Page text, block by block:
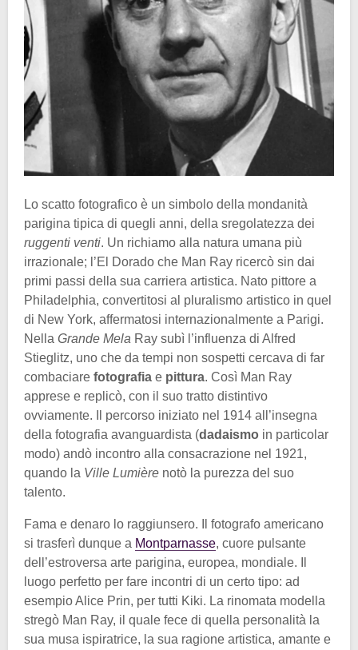
Lo scatto fotografico è un simbolo della mondanità
parigina tipica di quegli anni, della sregolatezza dei
ruggenti venti. Un richiamo alla natura umana più
irrazionale; l’El Dorado che Man Ray ricercò sin dai
primi passi della sua carriera artistica. Nato pittore a
Philadelphia, convertitosi al pluralismo artistico in quel
di New York, affermatosi internazionalmente a Parigi.
Nella Grande Mela Ray subì l’influenza di Alfred
Stieglitz, uno che da tempi non sospetti cercava di far
combaciare fotografia e pittura. Così Man Ray
apprese e replicò, con il suo tratto distintivo
ovviamente. Il percorso iniziato nel 1914 all’insegna
della fotografia avanguardista (dadaismo in particolar
modo) andò incontro alla consacrazione nel 1921,
quando la Ville Lumière notò la purezza del suo
talento.
Fama e denaro lo raggiunsero. Il fotografo americano
si trasferì dunque a Montparnasse, cuore pulsante
dell’estroversa arte parigina, europea, mondiale. Il
luogo perfetto per fare incontri di un certo tipo: ad
esempio Alice Prin, per tutti Kiki. La rinomata modella
stregò Man Ray, il quale fece di quella personalità la
sua musa ispiratrice, la sua ragione artistica, amante e